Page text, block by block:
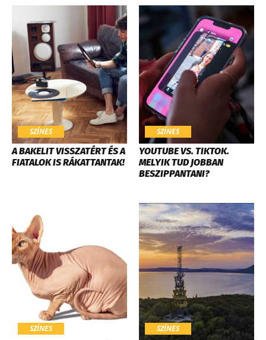
SZÍNES
A BAKELIT VISSZATÉRT ÉS A
FIATALOK IS RÁKATTANTAK!
SZÍNES
YOUTUBE VS. TIKTOK.
MELYIK TUD JOBBAN
BESZIPPANTANI?
SZÍNES SZÍNES